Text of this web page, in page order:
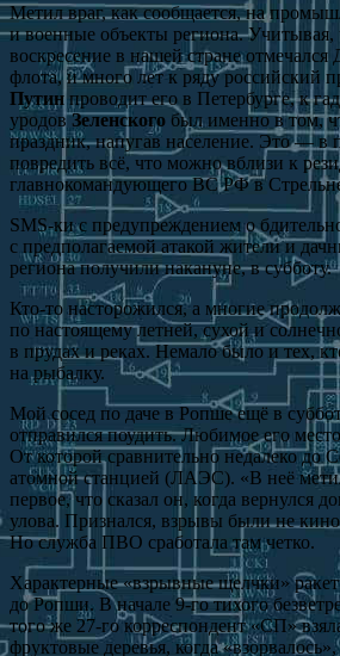
Метил враг, как сообщается, на
и военные объекты региона.
воскресение в нашей стране
флота, и много лет к ряду российский
Путин проводит его в Петербурге, к
уродовЗеленского был именно в том,
праздник, напугав население. Это — в
повредить всё, что можно вблизи к
главнокомандующего ВС РФ в
SMS-ки с предупреждением о
с предполагаемой атакой жители и
региона получили накануне, в субботу.
Кто-то насторожился, а многие
по настоящему летней, сухой и
в прудах и реках. Немало было и тех,
на рыбалку.
Мой сосед по даче в Ропше ещё в
отправился поудить. Любимое его
От которой сравнительно недалеко до
атомной станцией (ЛАЭС). «В неё
первое, что сказал он, когда вернулся
улова. Признался, взрывы были не
Но служба ПВО сработала там четко.
Характерные «взрывные щелчки»
до Ропши. В начале 9-го тихого
того же 27-го корреспондент «СП»
фруктовые деревья, когда